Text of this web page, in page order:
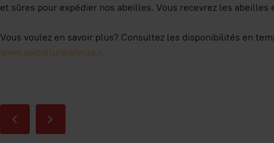
et sûres pour expédier nos abeilles. Vous recevrez les abeilles
Vous voulez en savoir plus? Consultez les disponibilités en
www.apicolturalaterza.it